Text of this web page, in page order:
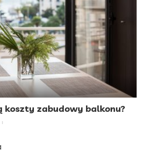
koszty zabudowy balkonu?